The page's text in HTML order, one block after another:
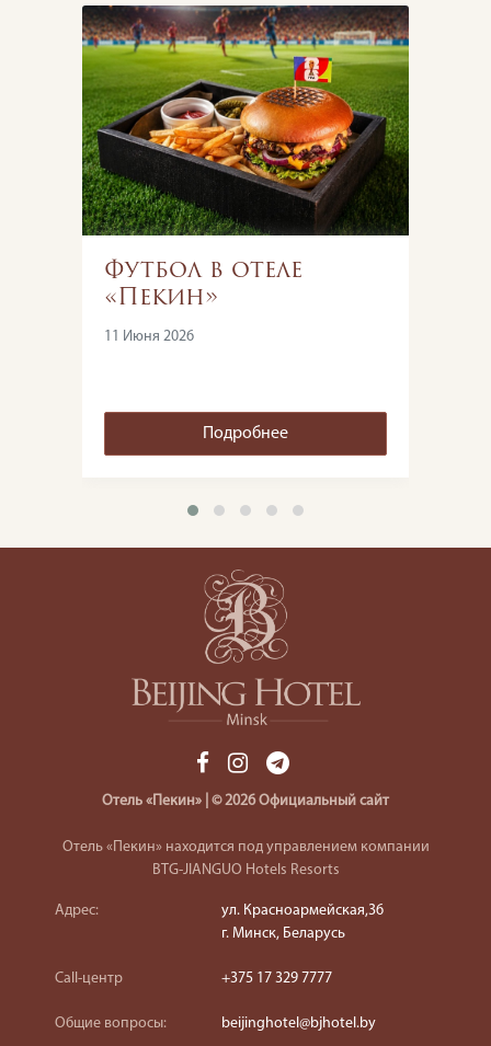
родителей
Футбол в отеле
«Пекин»
11 Июня 2026
Подробнее
Отель «Пекин» | © 2026 Официальный сайт
Отель «Пекин» находится под управлением компании
BTG-JIANGUO Hotels Resorts
Адрес:
ул. Красноармейская,36
г. Минск, Беларусь
Call-центр +375 17 329 7777
Общие вопросы: beijinghotel@bjhotel.by